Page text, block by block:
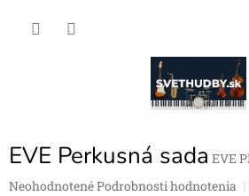
EVE Perkusná sada EVE
Priemerné
NeohodnotenéPodrobnosti hodnotenia